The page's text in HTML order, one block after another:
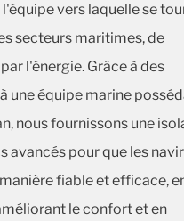
vers laquelle se
secteurs maritimes, de
l'énergie. Grâce à des
une équipe marine
nous fournissons une
avancés pour que les
fiable et efficace,
le confort et en